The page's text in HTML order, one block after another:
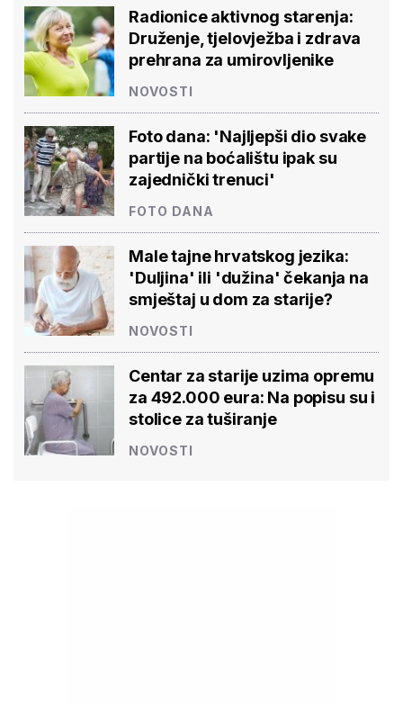
Radionice aktivnog starenja:
Druženje, tjelovježba i zdrava
prehrana za umirovljenike
NOVOSTI
Foto dana: 'Najljepši dio svake
partije na boćalištu ipak su
zajednički trenuci'
FOTO DANA
Male tajne hrvatskog jezika:
'Duljina' ili 'dužina' čekanja na
smještaj u dom za starije?
NOVOSTI
Centar za starije uzima opremu
za 492.000 eura: Na popisu su i
stolice za tuširanje
NOVOSTI